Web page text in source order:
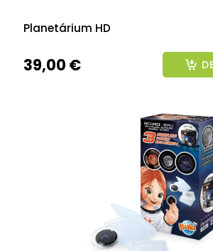
Planetárium HD
39,00 €